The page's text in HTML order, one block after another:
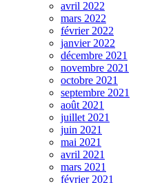
avril 2022
mars 2022
février 2022
janvier 2022
décembre 2021
novembre 2021
octobre 2021
septembre 2021
août 2021
juillet 2021
juin 2021
mai 2021
avril 2021
mars 2021
février 2021